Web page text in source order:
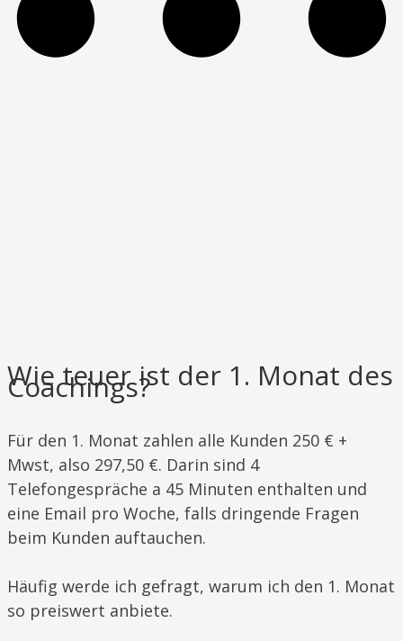
Wie teuer ist der 1. Monat des
Coachings?
​​Für den 1. Monat zahlen alle Kunden 250 € +
Mwst, also 297,50 €. Darin sind 4
Telefongespräche a 45 Minuten enthalten und
eine Email pro Woche, falls dringende Fragen
beim Kunden auftauchen.
Häufig werde ich gefragt, warum ich den 1. Monat
so preiswert anbiete.